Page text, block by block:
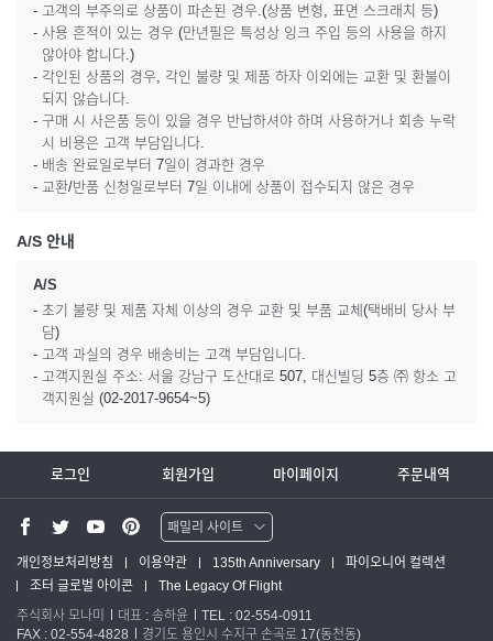
- 고객의 부주의로 상품이 파손된 경우.(상품 변형, 표면 스크래치 등)
- 사용 흔적이 있는 경우 (만년필은 특성상 잉크 주입 등의 사용을 하지
않아야 합니다.)
- 각인된 상품의 경우, 각인 불량 및 제품 하자 이외에는 교환 및 환불이
되지 않습니다.
- 구매 시 사은품 등이 있을 경우 반납하셔야 하며 사용하거나 회송 누락
시 비용은 고객 부담입니다.
- 배송 완료일로부터 7일이 경과한 경우
- 교환/반품 신청일로부터 7일 이내에 상품이 접수되지 않은 경우
A/S 안내
A/S
- 초기 불량 및 제품 자체 이상의 경우 교환 및 부품 교체(택배비 당사 부
담)
- 고객 과실의 경우 배송비는 고객 부담입니다.
- 고객지원실 주소: 서울 강남구 도산대로 507, 대신빌딩 5층 ㈜ 항소 고
객지원실 (02-2017-9654~5)
로그인 회원가입 마이페이지 주문내역
패밀리 사이트
워터맨 쇼핑몰
파카 글로벌
개인정보처리방침 이용약관 135th Anniversary
파이오니어 컬렉션
조터 글로벌 아이콘
The Legacy Of Flight
주식회사 모나미
대표 : 송하윤
TEL : 02-554-0911
FAX : 02-554-4828
경기도 용인시 수지구 손곡로 17(동천동)